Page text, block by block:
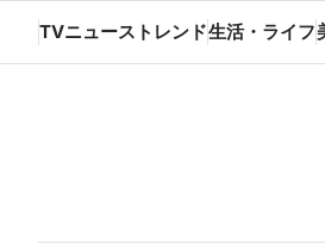
content
TVニューストレンド生活・ライフ